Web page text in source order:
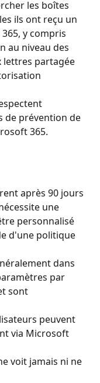
les boîtes
ils ont reçu un
y compris
au niveau des
lettres partagée
de prévention de
365.
après 90 jours
une
personnalisé
d'une politique
dans
par
sont
peuvent
via Microsoft
voit jamais ni ne